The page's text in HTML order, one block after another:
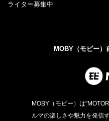
ライター募集中
MOBY（モビー）
MOBY（モビー）は
ルマの楽しさや魅力を発信